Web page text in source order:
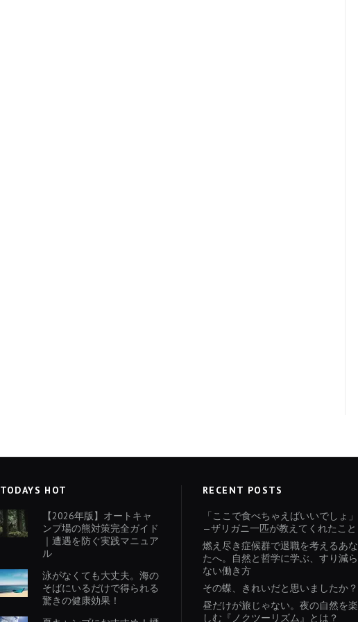
TODAYS HOT
【2026年版】オートキャ
ンプ場の熊対策完全ガイド
｜遭遇を防ぐ実践マニュア
ル
泳がなくても大丈夫。海の
そばにいるだけで得られる
驚きの健康効果！
RECENT POSTS
「ここで食べちゃえばいいでしょ」
—ザリガニ一匹が教えてくれたこと
燃え尽き症候群で退職を考えるあな
たへ。自然と哲学に学ぶ、すり減ら
ない働き方
その蝶、きれいだと思いましたか？
昼だけが旅じゃない。夜の自然を楽
しむ『ノクツーリズム』とは？